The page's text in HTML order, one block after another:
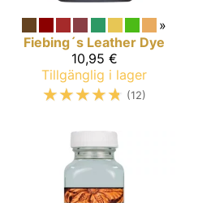
»
Fiebing´s Leather Dye
10,95 €
Tillgänglig i lager
☆☆☆☆☆ (12)